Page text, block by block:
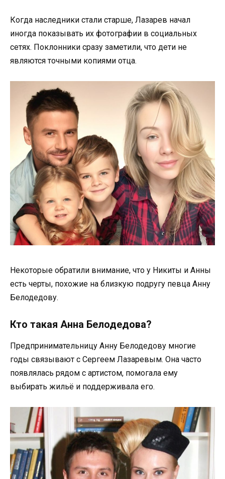
Когда наследники стали старше, Лазарев начал
иногда показывать их фотографии в социальных
сетях. Поклонники сразу заметили, что дети не
являются точными копиями отца.
Некоторые обратили внимание, что у Никиты и Анны
есть черты, похожие на близкую подругу певца Анну
Белодедову.
Кто такая Анна Белодедова?
Предпринимательницу Анну Белодедову многие
годы связывают с Сергеем Лазаревым. Она часто
появлялась рядом с артистом, помогала ему
выбирать жильё и поддерживала его.